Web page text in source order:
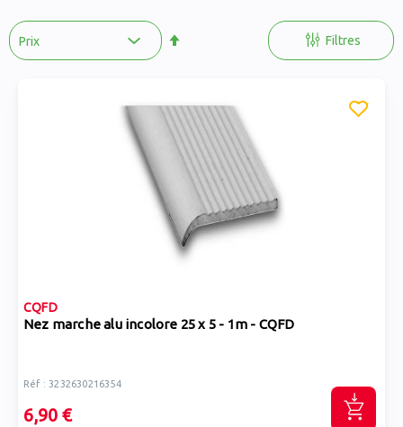
Filtres
CQFD
Nez marche alu incolore 25 x 5 - 1m - CQFD
Réf : 3232630216354
6,90 €